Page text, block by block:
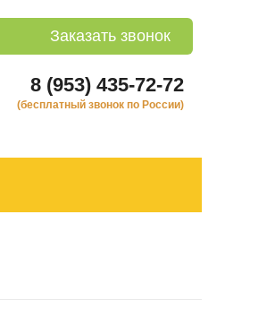
Заказать звонок
8 (953) 435-72-72
(бесплатный звонок по России)